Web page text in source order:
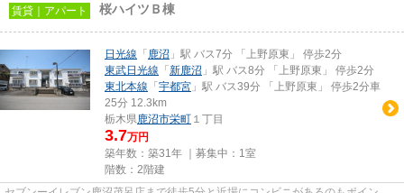
賃貸｜アパート 桜ハイツＢ棟
日光線 「 鹿沼 」駅 バス7分 「上野原東」 停歩2分
東武日光線 「 新鹿沼 」駅 バス8分 「上野原東」 停歩2分
東北本線 「 宇都宮 」駅 バス39分 「上野原東」 停歩2分車
25分 12.3km
栃木県鹿沼市栄町 １丁目
3.7万円
築年数：築31年 ｜募集中： 1室
階数：2階建